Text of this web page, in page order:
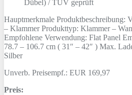
Dübel) / TÜV geprüft
Hauptmerkmale Produktbeschreibung:
– Klammer Produkttyp: Klammer –
Empfohlene Verwendung: Flat Panel
78.7 – 106.7 cm ( 31″ – 42″ ) Max.
Silber
Unverb. Preisempf.: EUR 169,97
Preis: